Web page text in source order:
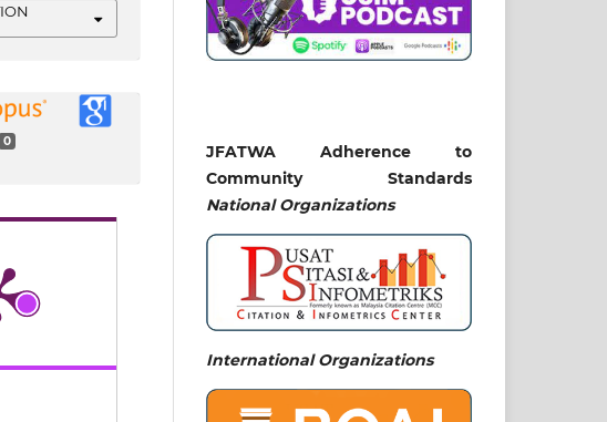
0
JFATWA Adherence to
Community Standards
National Organizations
International Organizations